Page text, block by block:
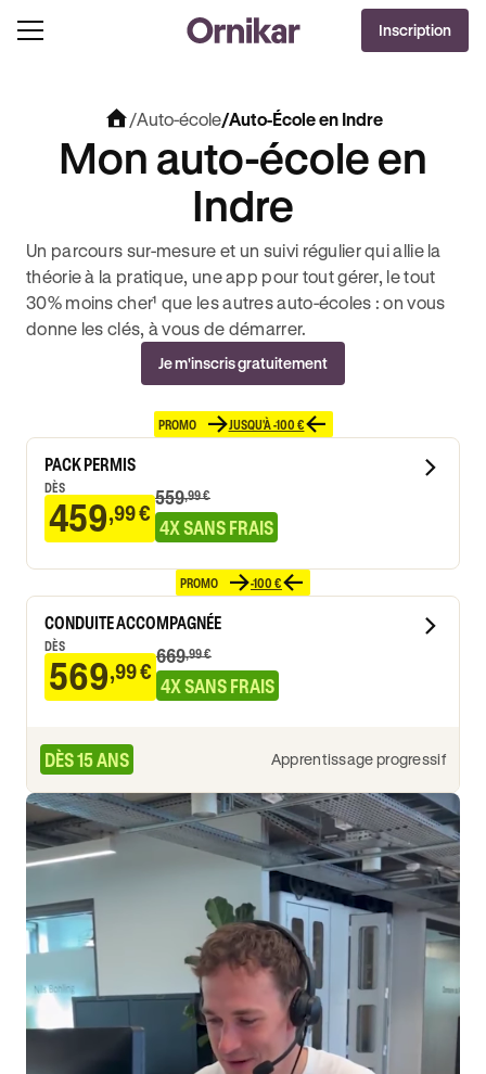
Inscription
/Auto-école/Auto-École en Indre
Mon auto-école en
Indre
Un parcours sur-mesure et un suivi régulier qui allie la
théorie à la pratique, une app pour tout gérer, le tout
30% moins cher¹ que les autres auto-écoles : on vous
donne les clés, à vous de démarrer.
Je m'inscris gratuitement
PROMO JUSQU'À -100 €
PACK PERMIS
DÈS
459,99 €
559,99 €
4X SANS FRAIS
PROMO -100 €
CONDUITE ACCOMPAGNÉE
DÈS
569,99 €
669,99 €
4X SANS FRAIS
DÈS 15 ANS Apprentissage progressif